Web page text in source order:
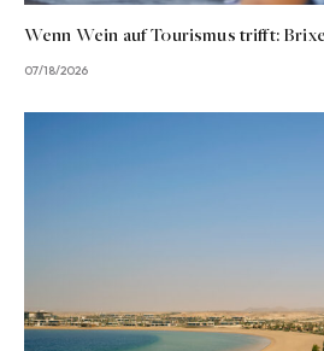
Wenn Wein auf Tourismus trifft:
07/18/2026